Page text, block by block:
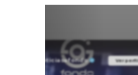
Ver
@noticiasafondo Ver